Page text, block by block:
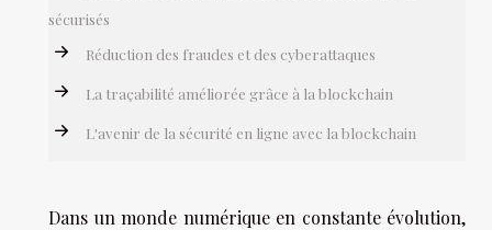
sécurisés
Réduction des fraudes et des cyberattaques
La traçabilité améliorée grâce à la blockchain
L'avenir de la sécurité en ligne avec la blockchain
Dans un monde numérique en constante évolution,